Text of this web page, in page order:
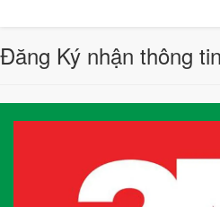
Đăng Ký nhận thông tin